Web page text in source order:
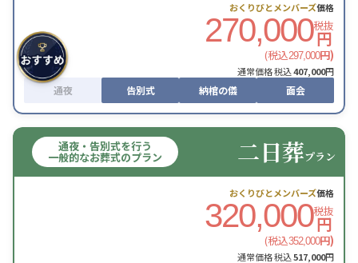
おくりびとメンバーズ価格
270,000税抜
円
(税込297,000円)
通常価格 税込407,000円
通夜 告別式 納棺の儀 面会
通夜・告別式を行う
一般的なお葬式のプラン 二日葬プラン
おくりびとメンバーズ価格
320,000税抜
円
(税込352,000円)
通常価格 税込517,000円